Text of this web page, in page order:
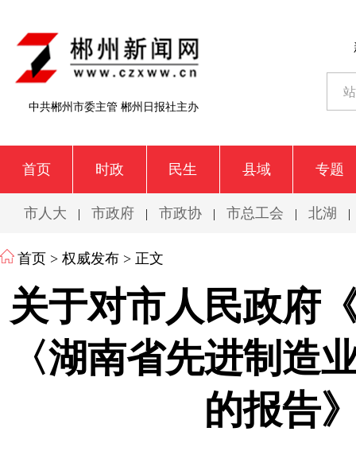
中共郴州市委主管 郴州日报社主办
首页 时政 民生 县域 专题
市人大 | 市政府 | 市政协 | 市总工会 | 北湖 |
首页 > 权威发布 > 正文
关于对市人民政府
〈湖南省先进制造
的报告